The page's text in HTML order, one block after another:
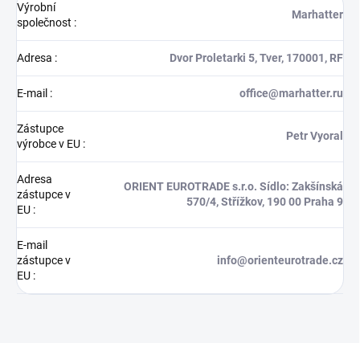
Výrobní
společnost :
Marhatter
Adresa : Dvor Proletarki 5, Tver, 170001, RF
E-mail : office@marhatter.ru
Zástupce
výrobce v EU :
Petr Vyoral
Adresa
zástupce v
EU :
ORIENT EUROTRADE s.r.o. Sídlo: Zakšínská
570/4, Střížkov, 190 00 Praha 9
E-mail
zástupce v
EU :
info@orienteurotrade.cz